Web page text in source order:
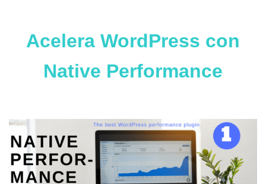
Acelera WordPress con
Native Performance